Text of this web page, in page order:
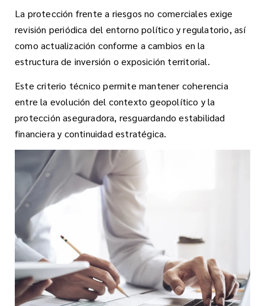
La protección frente a riesgos no comerciales exige
revisión periódica del entorno político y regulatorio, así
como actualización conforme a cambios en la
estructura de inversión o exposición territorial.
Este criterio técnico permite mantener coherencia
entre la evolución del contexto geopolítico y la
protección aseguradora, resguardando estabilidad
financiera y continuidad estratégica.